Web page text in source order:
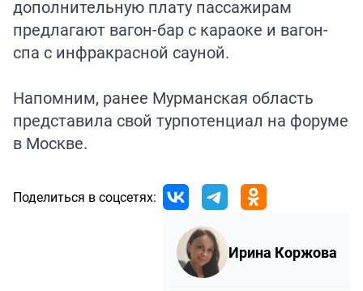
дополнительную плату пассажирам
предлагают вагон-бар с караоке и вагон-
спа с инфракрасной сауной.
Напомним, ранее Мурманская область
представила свой турпотенциал на форуме
в Москве.
Поделиться в соцсетях:
Ирина Коржова